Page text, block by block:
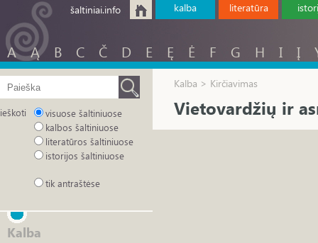
šaltiniai.info kalba literatūra
A Ą B C Č D E Ę Ė F G H I Į
ieškoti
visuose šaltiniuose
kalbos šaltiniuose
literatūros šaltiniuose
istorijos šaltiniuose
tik antraštėse
Kalba
Kalba > Kirčiavimas
Vietovardžių ir